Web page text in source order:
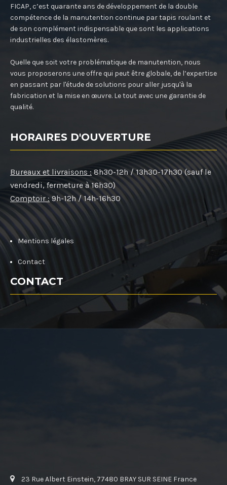
FICAP, c’est quarante ans de développement de la double
compétence de la manutention continue par tapis roulant et
de son complément indispensable que sont les applications
industrielles des élastomères.
Quelle que soit votre problématique de manutention, nous
vous proposerons une offre qui peut être globale, de l’expertise
en passant par l'étude de solutions pour aller jusqu'à la
fabrication et la mise en œuvre. Le tout avec une garantie de
qualité.
HORAIRES D'OUVERTURE
Bureaux et livraisons : 8h30-12h / 13h30-17h30 (sauf le
vendredi, fermeture à 16h30)
Comptoir : 9h-12h / 14h-16h30
Mentions légales
Contact
CONTACT
23 Rue Albert Einstein, 77480 BRAY SUR SEINE France